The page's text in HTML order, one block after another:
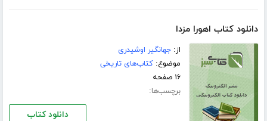
دانلود کتاب اهورا مزدا
از:جهانگیر اوشیدری
موضوع:کتاب‌های تاریخی
۱۶ صفحه
برچسب‌ها:
دانلود کتاب